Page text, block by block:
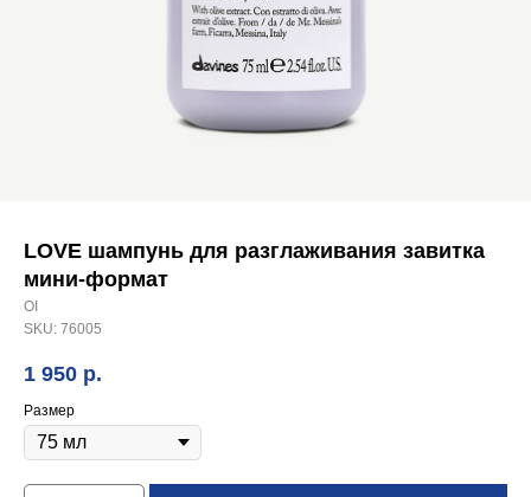
LOVE шампунь для разглаживания завитка
мини-формат
OI
SKU: 76005
1 950 р.
Размер